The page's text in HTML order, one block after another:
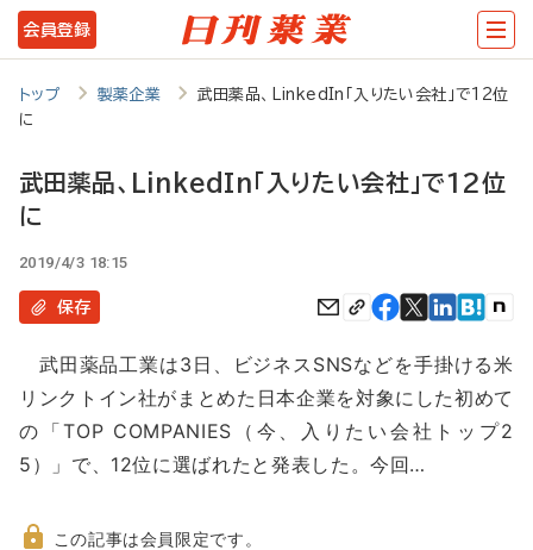
メ
イ
ツ
に
会員登録
トップ 製薬企業
武田薬品、LinkedIn「入りたい会社」で12位
に
武田薬品、LinkedIn「入りたい会社」で12位
に
2019/4/3 18:15
保存
武田薬品工業は3日、ビジネスSNSなどを手掛ける米
リンクトイン社がまとめた日本企業を対象にした初めて
の「TOP COMPANIES（今、入りたい会社トップ2
5）」で、12位に選ばれたと発表した。今回…
この記事は会員限定です。